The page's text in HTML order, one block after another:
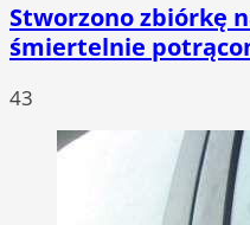
Stworzono zbiórkę
śmiertelnie
43